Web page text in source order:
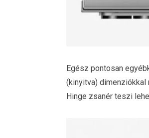
Egész pontosan
(kinyitva) dimenziókkal
Hinge zsanér teszi